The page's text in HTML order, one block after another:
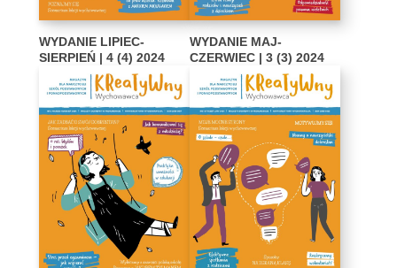
WYDANIE LIPIEC-
SIERPIEŃ | 4 (4) 2024
WYDANIE MAJ-
CZERWIEC | 3 (3) 2024